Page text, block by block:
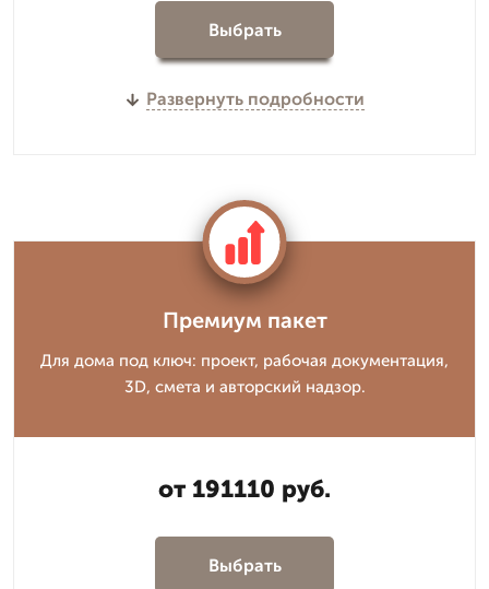
Выбрать
Развернуть подробности
Премиум пакет
Для дома под ключ: проект, рабочая документация,
3D, смета и авторский надзор.
от 191110 руб.
Выбрать